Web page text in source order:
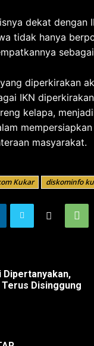
dekat dengan
tidak hanya
diperkirakan
IKN
kelapa,
masyarakat.
Kukar diskominfo
Dipertanyakan,
Terus Disinggung